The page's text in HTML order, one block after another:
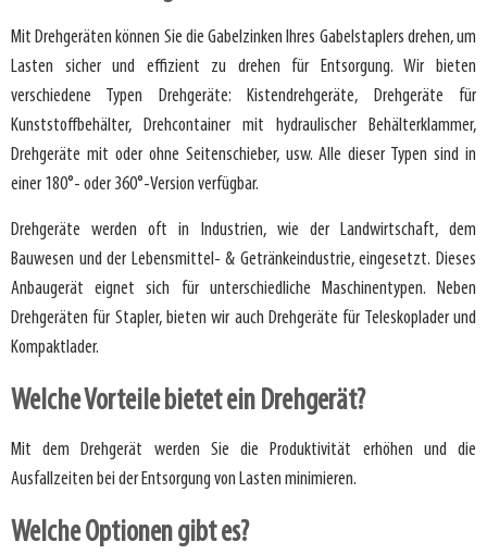
Mit Drehgeräten können Sie die Gabelzinken Ihres Gabelstaplers drehen, um
Lasten sicher und effizient zu drehen für Entsorgung. Wir bieten
verschiedene Typen Drehgeräte: Kistendrehgeräte, Drehgeräte für
Kunststoffbehälter, Drehcontainer mit hydraulischer Behälterklammer,
Drehgeräte mit oder ohne Seitenschieber, usw. Alle dieser Typen sind in
einer 180°- oder 360°-Version verfügbar.
Drehgeräte werden oft in Industrien, wie der Landwirtschaft, dem
Bauwesen und der Lebensmittel- & Getränkeindustrie, eingesetzt. Dieses
Anbaugerät eignet sich für unterschiedliche Maschinentypen. Neben
Drehgeräten für Stapler, bieten wir auch Drehgeräte für Teleskoplader und
Kompaktlader.
Welche Vorteile bietet ein Drehgerät?
Mit dem Drehgerät werden Sie die Produktivität erhöhen und die
Ausfallzeiten bei der Entsorgung von Lasten minimieren.
Welche Optionen gibt es?